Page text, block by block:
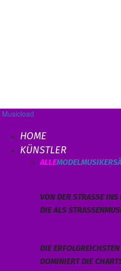
Musicload
HOME
KÜNSTLER
ALLEMODELMUSIKER
VON DER STRASSE INS
IE ALS
DIE
DOMINIERT DIE